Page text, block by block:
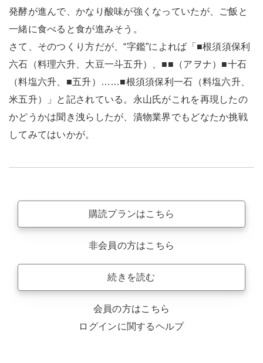
発酵が進んで、かなり酸味が強くなっていたが、ご飯と
一緒に食べると食が進みそう。
さて、そのつくり方だが、“字鑑”によれば「■根須須保利
六石（料理六升、大豆一斗五升）、■■（アヲナ）■十石
（料塩六升、■五升）……■根須須保利一石（料塩六升、
米五升）」と記されている。永山氏がこれを再現したの
かどうかは聞き洩らしたが、漬物業界でもどなたか挑戦
してみてはいかが。
購読プランはこちら
非会員の方はこちら
続きを読む
会員の方はこちら
ログインに関するヘルプ